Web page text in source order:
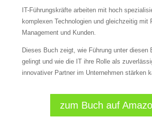
IT-Führungskräfte arbeiten mit hoch
komplexen Technologien und gleichzeitig mit
Management und Kunden.
Dieses Buch zeigt, wie Führung unter diesen
gelingt und wie die IT ihre Rolle als
innovativer Partner im Unternehmen stärken
zum Buch auf